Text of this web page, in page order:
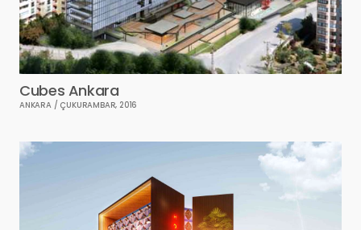
Cubes Ankara
ANKARA / ÇUKURAMBAR, 2016